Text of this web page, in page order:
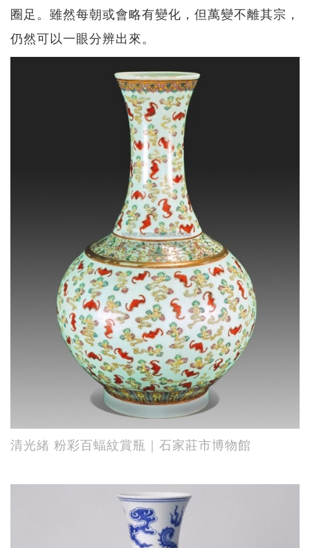
圈足。雖然每朝或會略有變化，但萬變不離其宗，
仍然可以一眼分辨出來。
清光緒 粉彩百蝠紋賞瓶｜石家莊市博物館